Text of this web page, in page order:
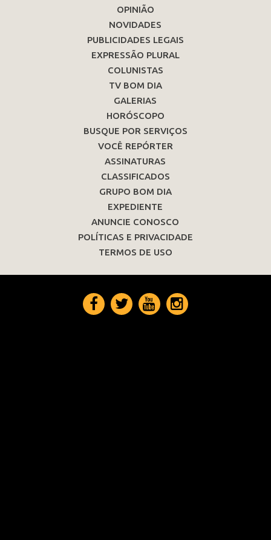
OPINIÃO
NOVIDADES
PUBLICIDADES LEGAIS
EXPRESSÃO PLURAL
COLUNISTAS
TV BOM DIA
GALERIAS
HORÓSCOPO
BUSQUE POR SERVIÇOS
VOCÊ REPÓRTER
ASSINATURAS
CLASSIFICADOS
GRUPO BOM DIA
EXPEDIENTE
ANUNCIE CONOSCO
POLÍTICAS E PRIVACIDADE
TERMOS DE USO